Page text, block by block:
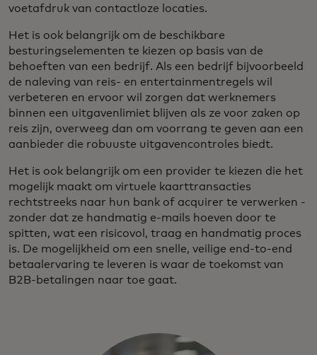
voetafdruk van contactloze locaties.
Het is ook belangrijk om de beschikbare
besturingselementen te kiezen op basis van de
behoeften van een bedrijf. Als een bedrijf bijvoorbeeld
de naleving van reis- en entertainmentregels wil
verbeteren en ervoor wil zorgen dat werknemers
binnen een uitgavenlimiet blijven als ze voor zaken op
reis zijn, overweeg dan om voorrang te geven aan een
aanbieder die robuuste uitgavencontroles biedt.
Het is ook belangrijk om een provider te kiezen die het
mogelijk maakt om virtuele kaarttransacties
rechtstreeks naar hun bank of acquirer te verwerken -
zonder dat ze handmatig e-mails hoeven door te
spitten, wat een risicovol, traag en handmatig proces
is. De mogelijkheid om een snelle, veilige end-to-end
betaalervaring te leveren is waar de toekomst van
B2B-betalingen naar toe gaat.